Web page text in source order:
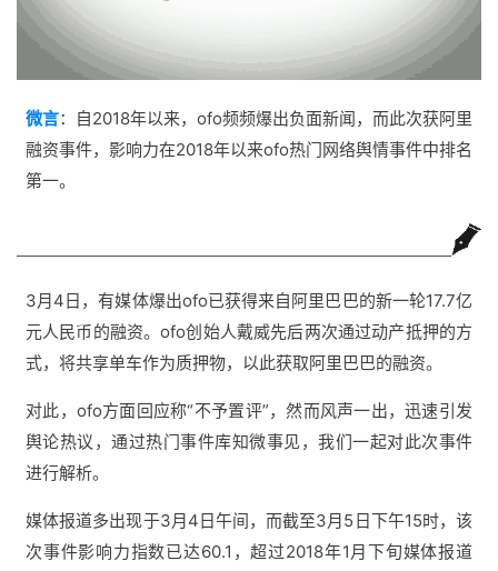
微言：自2018年以来，ofo频频爆出负面新闻，而此次获阿里
融资事件，影响力在2018年以来ofo热门网络舆情事件中排名
第一。
3月4日，有媒体爆出ofo已获得来自阿里巴巴的新一轮17.7亿
元人民币的融资。ofo创始人戴威先后两次通过动产抵押的方
式，将共享单车作为质押物，以此获取阿里巴巴的融资。
对此，ofo方面回应称“不予置评”，然而风声一出，迅速引发
舆论热议，通过热门事件库知微事见，我们一起对此次事件
进行解析。
媒体报道多出现于3月4日午间，而截至3月5日下午15时，该
次事件影响力指数已达60.1，超过2018年1月下旬媒体报道